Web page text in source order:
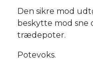
Den sikre mod
beskytte mod sne
trædepoter.
Potevoks.